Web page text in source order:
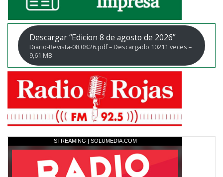
Descargar “Edicion 8 de agosto de 2026”
Diario-Revista-08.08.26.pdf – Descargado 10211 veces –
9,61 MB